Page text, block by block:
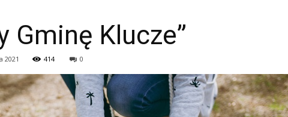
Gminę Klucze”
2021 414 0